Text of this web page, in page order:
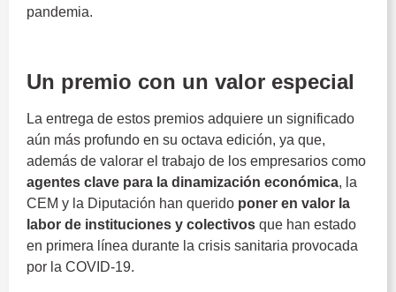
pandemia.
Un premio con un valor especial
La entrega de estos premios adquiere un significado
aún más profundo en su octava edición, ya que,
además de valorar el trabajo de los empresarios como
agentes clave para la dinamización económica, la
CEM y la Diputación han querido poner en valor la
labor de instituciones y colectivos que han estado
en primera línea durante la crisis sanitaria provocada
por la COVID-19.